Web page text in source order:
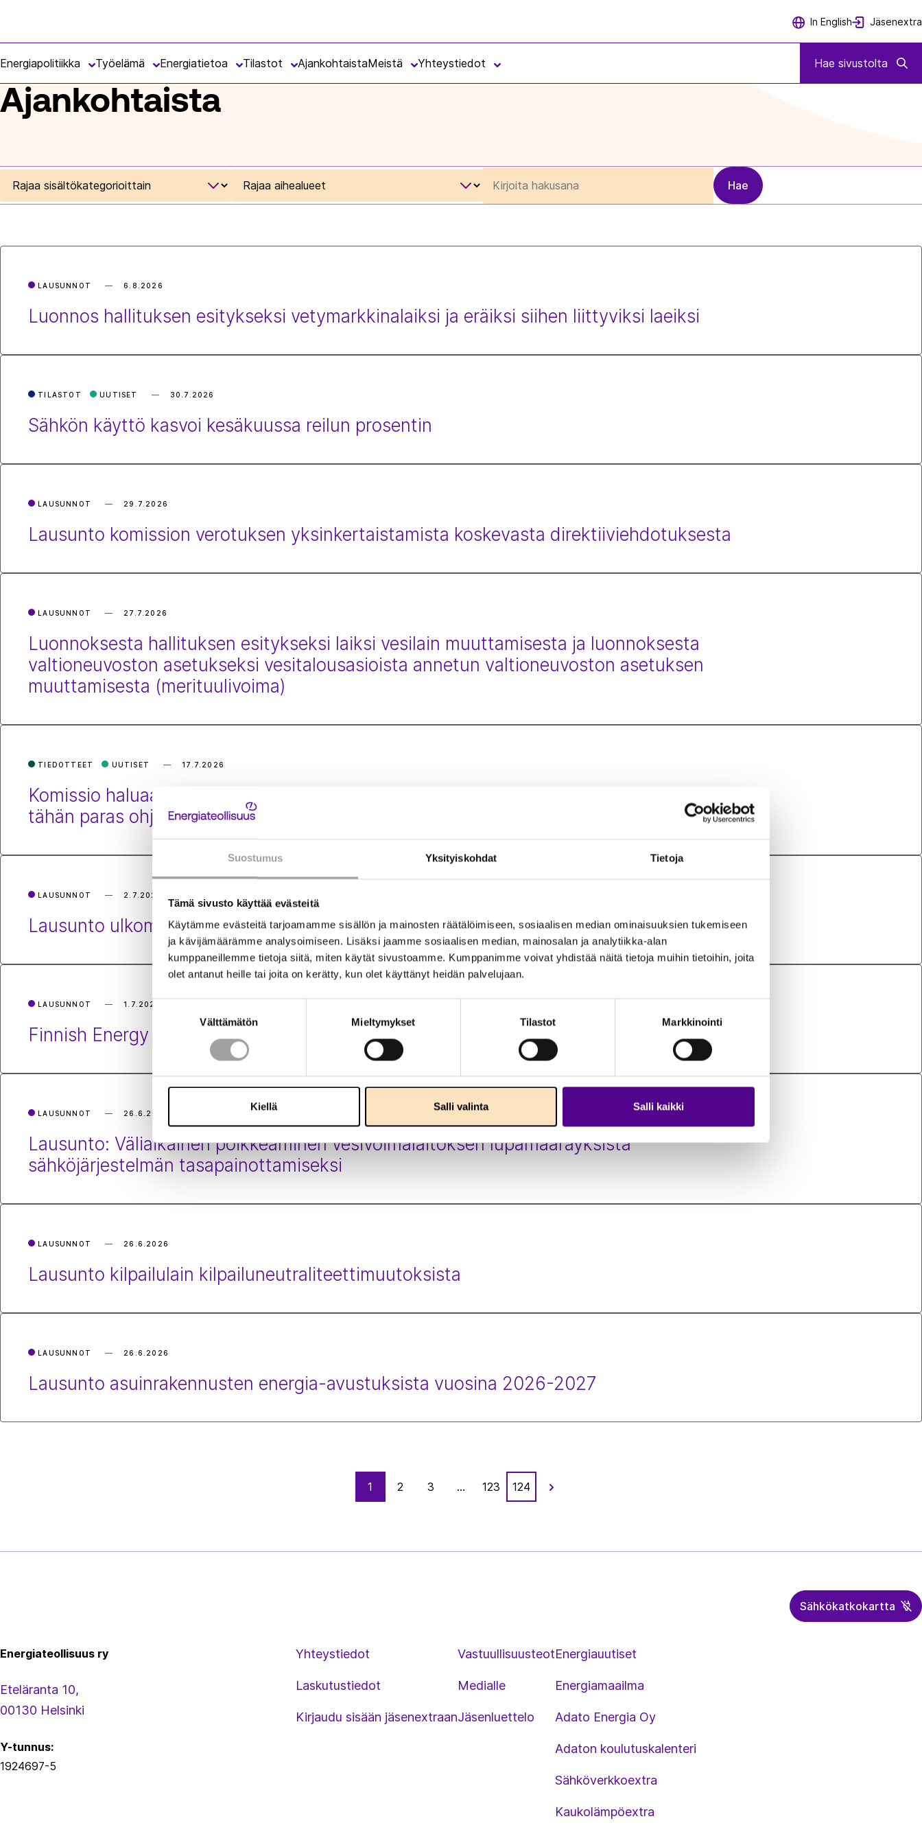
Suostumus Yksityiskohdat Tietoja
Tämä sivusto käyttää evästeitä
Käytämme evästeitä tarjoamamme sisällön ja mainosten räätälöimiseen, sosiaalisen median ominaisuuksien tukemiseen
ja kävijämäärämme analysoimiseen. Lisäksi jaamme sosiaalisen median, mainosalan ja analytiikka-alan
kumppaneillemme tietoja siitä, miten käytät sivustoamme. Kumppanimme voivat yhdistää näitä tietoja muihin tietoihin, joita
olet antanut heille tai joita on kerätty, kun olet käyttänyt heidän palvelujaan.
Suostumuksen
Välttämätön Mieltymykset Tilastot Markkinointi
Kiellä Salli valinta Salli kaikki
In English Jäsenextra
Energiapolitiikka Työelämä Energiatietoa Tilastot AjankohtaistaMeistä Yhteystiedot Hae sivustolta
Ajankohtaista
aihealueet
sisältöjä
Hae
LAUSUNNOT 6.8.2026
Luonnos hallituksen esitykseksi vetymarkkinalaiksi ja eräiksi siihen liittyviksi laeiksi
TILASTOT UUTISET 30.7.2026
Sähkön käyttö kasvoi kesäkuussa reilun prosentin
LAUSUNNOT 29.7.2026
Lausunto komission verotuksen yksinkertaistamista koskevasta direktiiviehdotuksesta
LAUSUNNOT 27.7.2026
Luonnoksesta hallituksen esitykseksi laiksi vesilain muuttamisesta ja luonnoksesta
valtioneuvoston asetukseksi vesitalousasioista annetun valtioneuvoston asetuksen
muuttamisesta (merituulivoima)
TIEDOTTEET UUTISET 17.7.2026
Komissio haluaa sähköistää Euroopan Suomen esimerkkiä noudattaen – päästökauppa on
tähän paras ohjauskeino
LAUSUNNOT 2.7.2026
Lausunto ulkomaisten sijoitusten seurannasta ja lupamenettelyistä
LAUSUNNOT 1.7.2026
Finnish Energy response on Nature Directives – Targeted survey Stress test
LAUSUNNOT 26.6.2026
Lausunto: Väliaikainen poikkeaminen vesivoimalaitoksen lupamääräyksistä
sähköjärjestelmän tasapainottamiseksi
LAUSUNNOT 26.6.2026
Lausunto kilpailulain kilpailuneutraliteettimuutoksista
LAUSUNNOT 26.6.2026
Lausunto asuinrakennusten energia-avustuksista vuosina 2026-2027
v
u
u
s
1 2 3 ... 123 124
Näytä
sisältö
Sähkökatkokartta
Energiateollisuus ry
Eteläranta 10,
00130 Helsinki
Y-tunnus:
1924697-5
Yhteystiedot
Laskutustiedot
Kirjaudu sisään jäsenextraan
Vastuullisuusteot
Medialle
Jäsenluettelo
Energiauutiset
Energiamaailma
Adato Energia Oy
Adaton koulutuskalenteri
Sähköverkkoextra
Kaukolämpöextra